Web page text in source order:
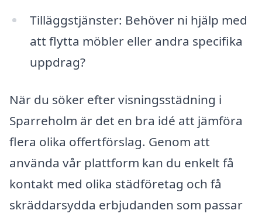
Tilläggstjänster: Behöver ni hjälp med
att flytta möbler eller andra specifika
uppdrag?
När du söker efter visningsstädning i
Sparreholm är det en bra idé att jämföra
flera olika offertförslag. Genom att
använda vår plattform kan du enkelt få
kontakt med olika städföretag och få
skräddarsydda erbjudanden som passar